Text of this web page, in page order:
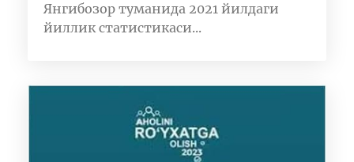
Янгибозор туманида 2021 йилдаги
йиллик статистикаси...